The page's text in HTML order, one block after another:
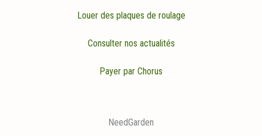
Louer des plaques de roulage
Consulter nos actualités
Payer par Chorus
NeedGarden